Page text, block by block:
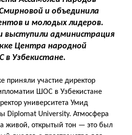
и объединила
и молодых лидеров.
выступили администрация
Центра народной
Узбекистане.
приняли участие директор
ШОС в Узбекистане
университета Умид
Diplomat University. Атмосфера
живой, открытый тон — это был